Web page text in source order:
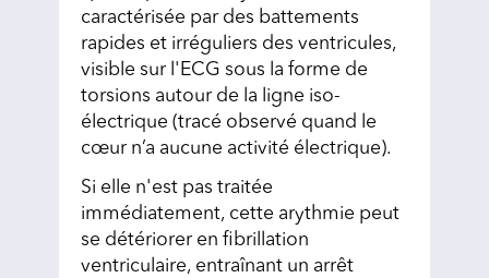
caractérisée par des battements
rapides et irréguliers des ventricules,
visible sur l'ECG sous la forme de
torsions autour de la ligne iso-
électrique (tracé observé quand le
cœur n’a aucune activité électrique).
Si elle n'est pas traitée
immédiatement, cette arythmie peut
se détériorer en fibrillation
ventriculaire, entraînant un arrêt